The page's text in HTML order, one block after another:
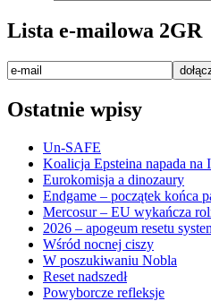
Lista e-mailowa 2GR
Ostatnie wpisy
Un-SAFE
Koalicja Epsteina napada na
Eurokomisja a dinozaury
Endgame – początek końca
Mercosur – EU wykańcza
2026 – apogeum resetu
Wśród nocnej ciszy
W poszukiwaniu Nobla
Reset nadszedł
Powyborcze refleksje